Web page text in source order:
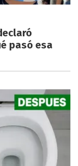
pasó esa